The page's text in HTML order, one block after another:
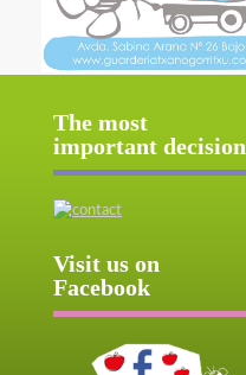
The most
important decision
Visit us on
Facebook